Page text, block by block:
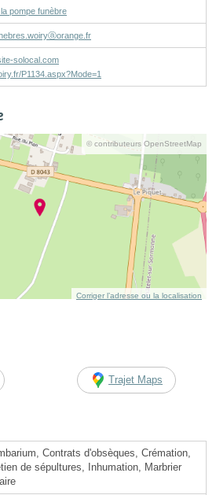
pompe funèbre
solocal.com
P1134.aspx?Mode=1
© contributeurs OpenStreetMap
Corriger l’adresse ou la localisation
Trajet Maps
Contrats d'obsèques, Crémation,
de sépultures, Inhumation, Marbrier